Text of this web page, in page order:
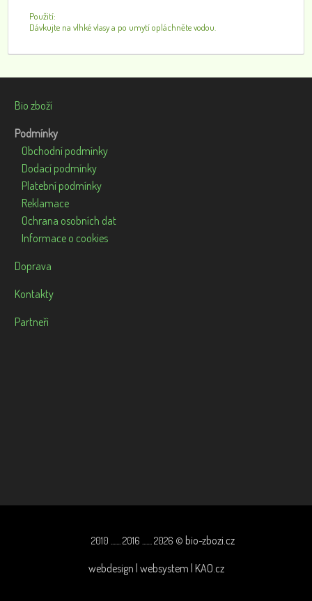
Použití:
Dávkujte na vlhké vlasy a po umytí opláchněte vodou.
Bio zboží
Podmínky
Obchodní podmínky
Dodací podmínky
Platební podmínky
Reklamace
Ochrana osobních dat
Informace o cookies
Doprava
Kontakty
Partneři
2010 ....... 2016 ....... 2026 © bio-zbozi.cz
webdesign | websystem | KAO.cz